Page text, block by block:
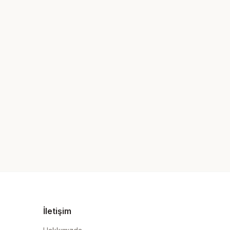
İletişim